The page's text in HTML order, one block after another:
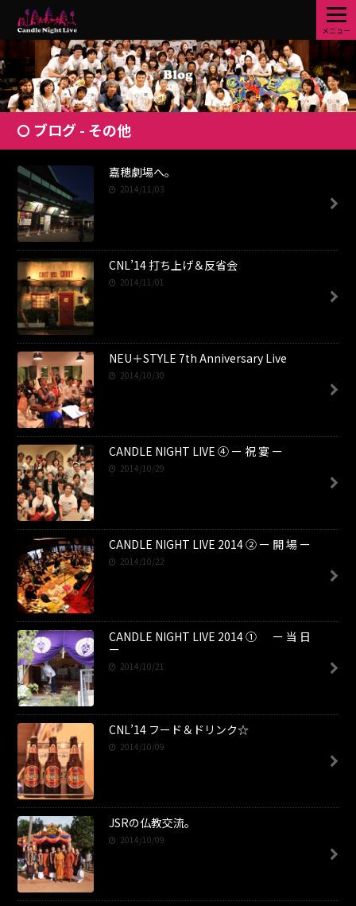
メニュー
ブログ - その他
嘉穂劇場へ。
2014/11/03
CNL’14 打ち上げ＆反省会
2014/11/01
NEU＋STYLE 7th Anniversary Live
2014/10/30
CANDLE NIGHT LIVE ④ ー 祝 宴 ー
2014/10/29
CANDLE NIGHT LIVE 2014 ② ー 開 場 ー
2014/10/22
CANDLE NIGHT LIVE 2014 ① ー 当 日
ー
2014/10/21
CNL’14 フード＆ドリンク☆
2014/10/09
JSRの仏教交流。
2014/10/09